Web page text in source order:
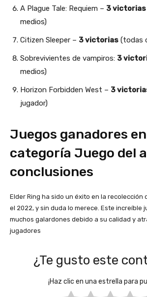
A Plague Tale: Requiem – 3 victorias
medios)
Citizen Sleeper – 3 victorias (todas
Sobrevivientes de vampiros: 3
medios)
Horizon Forbidden West – 3
jugador)
Juegos ganadores
categoría Juego del
conclusiones
Elder Ring ha sido un éxito en la recolección
el 2022, y sin duda lo merece. Este increíble
muchos galardones debido a su calidad y
jugadores
¿Te gusto este
¡Haz clic en una estrella para